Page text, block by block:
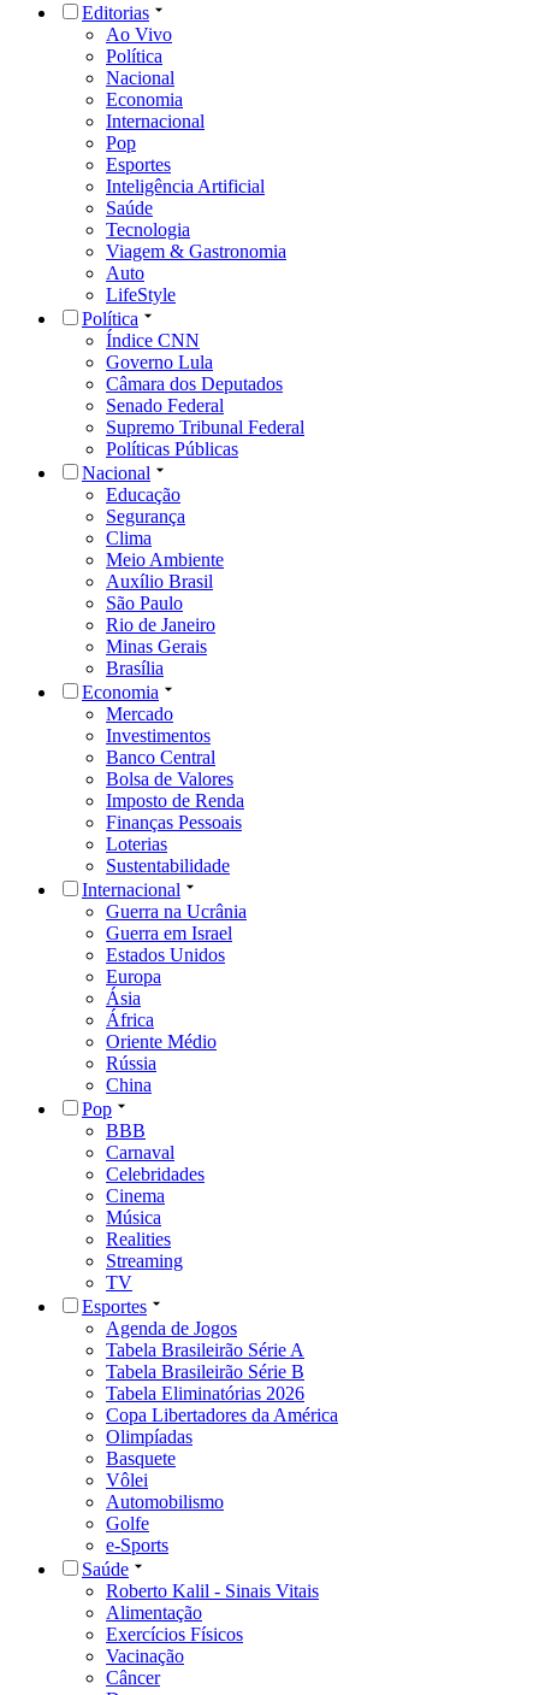
Editorias
Ao Vivo
Política
Nacional
Economia
Internacional
Pop
Esportes
Inteligência Artificial
Saúde
Tecnologia
Viagem & Gastronomia
Auto
LifeStyle
Política
Índice CNN
Governo Lula
Câmara dos Deputados
Senado Federal
Supremo Tribunal Federal
Políticas Públicas
Nacional
Educação
Segurança
Clima
Meio Ambiente
Auxílio Brasil
São Paulo
Rio de Janeiro
Minas Gerais
Brasília
Economia
Mercado
Investimentos
Banco Central
Bolsa de Valores
Imposto de Renda
Finanças Pessoais
Loterias
Sustentabilidade
Internacional
Guerra na Ucrânia
Guerra em Israel
Estados Unidos
Europa
Ásia
África
Oriente Médio
Rússia
China
Pop
BBB
Carnaval
Celebridades
Cinema
Música
Realities
Streaming
TV
Esportes
Agenda de Jogos
Tabela Brasileirão Série A
Tabela Brasileirão Série B
Tabela Eliminatórias 2026
Copa Libertadores da América
Olimpíadas
Basquete
Vôlei
Automobilismo
Golfe
e-Sports
Saúde
Roberto Kalil - Sinais Vitais
Alimentação
Exercícios Físicos
Vacinação
Câncer